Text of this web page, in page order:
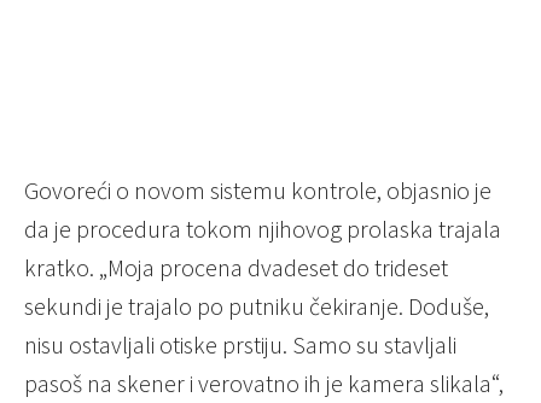
Govoreći o novom sistemu kontrole, objasnio je
da je procedura tokom njihovog prolaska trajala
kratko. „Moja procena dvadeset do trideset
sekundi je trajalo po putniku čekiranje. Doduše,
nisu ostavljali otiske prstiju. Samo su stavljali
pasoš na skener i verovatno ih je kamera slikala“,